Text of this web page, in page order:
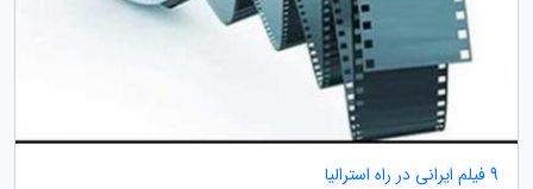
9 فیلم ایرانی در راه استرالیا